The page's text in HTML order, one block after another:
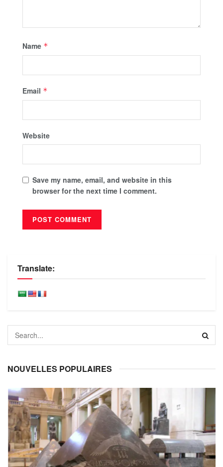
Name *
Email *
Website
Save my name, email, and website in this
browser for the next time I comment.
Translate:
NOUVELLES POPULAIRES